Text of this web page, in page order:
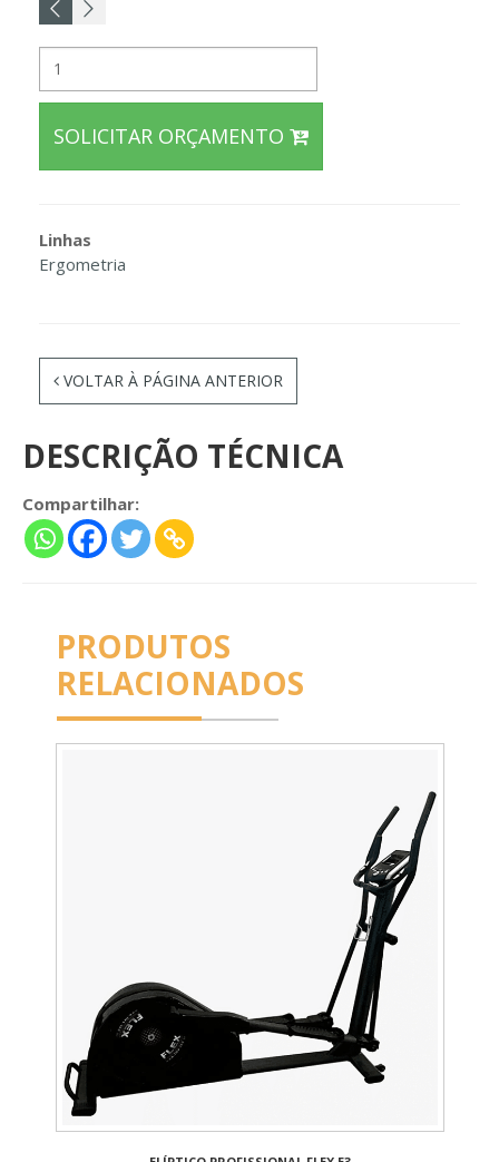
SOLICITAR ORÇAMENTO
Linhas
Ergometria
VOLTAR À PÁGINA ANTERIOR
DESCRIÇÃO TÉCNICA
Compartilhar:
PRODUTOS
RELACIONADOS